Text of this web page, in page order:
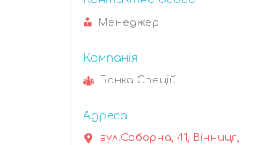
Менеджер
Банка Спецій
вул.Соборна, 41, Вінниця,